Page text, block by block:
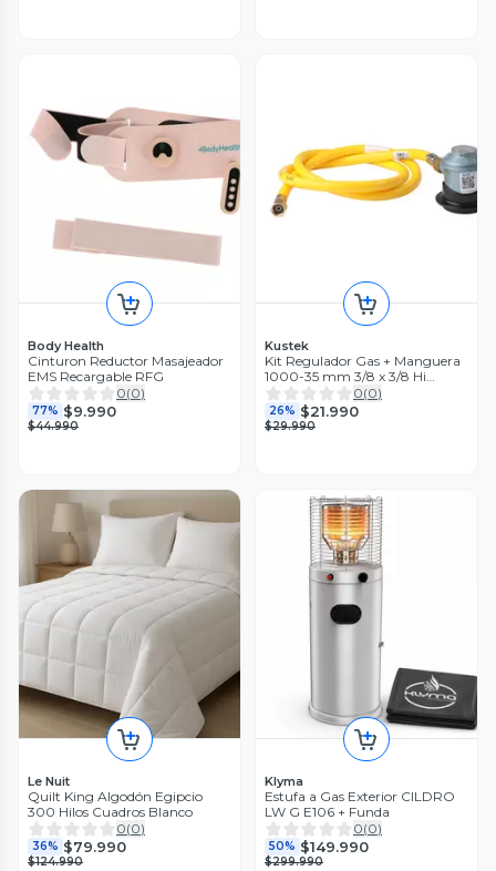
Body Health
Cinturon Reductor Masajeador
EMS Recargable RFG
0(0)
77% $9.990
$44.990
Kustek
Kit Regulador Gas + Manguera
1000-35 mm 3/8 x 3/8 Hi
KÜSTEK
0(0)
26% $21.990
$29.990
Le Nuit
Quilt King Algodón Egipcio
300 Hilos Cuadros Blanco
0(0)
36% $79.990
$124.990
Klyma
Estufa a Gas Exterior CILDRO
LW G E106 + Funda
0(0)
50% $149.990
$299.990